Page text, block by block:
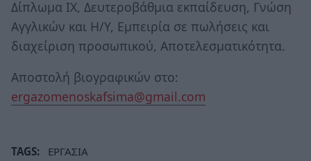
Δίπλωμα ΙΧ, Δευτεροβάθμια εκπαίδευση, Γνώση
Αγγλικών και Η/Υ, Εμπειρία σε πωλήσεις και
διαχείριση προσωπικού, Αποτελεσματικότητα.
Αποστολή βιογραφικών στο:
ergazomenoskafsima@gmail.com
TAGS: ΕΡΓΑΣΙΑ